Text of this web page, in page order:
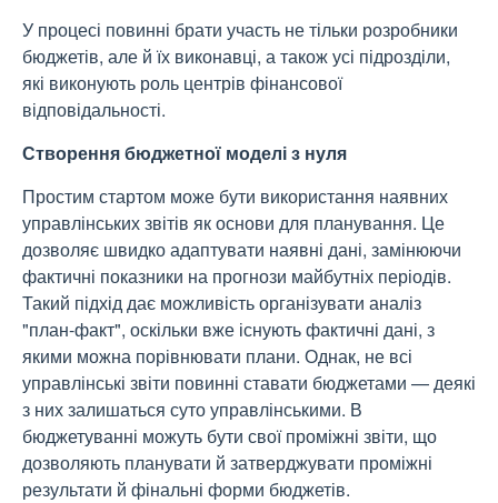
У процесі повинні брати участь не тільки розробники
бюджетів, але й їх виконавці, а також усі підрозділи,
які виконують роль центрів фінансової
відповідальності.
Створення бюджетної моделі з нуля
Простим стартом може бути використання наявних
управлінських звітів як основи для планування. Це
дозволяє швидко адаптувати наявні дані, замінюючи
фактичні показники на прогнози майбутніх періодів.
Такий підхід дає можливість організувати аналіз
"план-факт", оскільки вже існують фактичні дані, з
якими можна порівнювати плани. Однак, не всі
управлінські звіти повинні ставати бюджетами — деякі
з них залишаться суто управлінськими. В
бюджетуванні можуть бути свої проміжні звіти, що
дозволяють планувати й затверджувати проміжні
результати й фінальні форми бюджетів.